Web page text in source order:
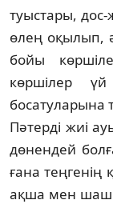
туыстары,
өлең оқылып,
бойы
көршілер
босатуларына
Пәтерді жиі
дөнендей
ғана теңгенің
ақша мен